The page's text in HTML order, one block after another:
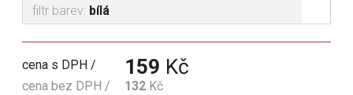
filtr barev: bílá
cena s DPH 159 Kč
cena bez DPH 132 Kč